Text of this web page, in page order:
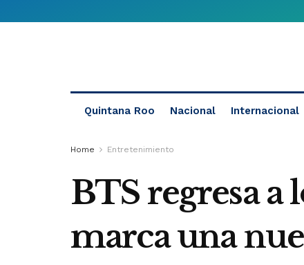
Quintana Roo Nacional Internacional
Home Entretenimiento
BTS regresa a
marca una